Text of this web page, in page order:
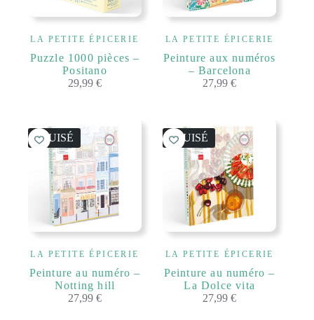
LA PETITE ÉPICERIE
Puzzle 1000 pièces –
Positano
29,99€
LA PETITE ÉPICERIE
Peinture aux numéros
– Barcelona
27,99€
ÉPUISÉ
LA PETITE ÉPICERIE
Peinture au numéro –
Notting hill
27,99€
ÉPUISÉ
LA PETITE ÉPICERIE
Peinture au numéro –
La Dolce vita
27,99€